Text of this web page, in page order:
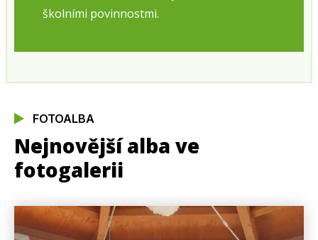
školními povinnostmi.
FOTOALBA
Nejnovější alba ve
fotogalerii